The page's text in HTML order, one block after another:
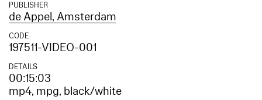
PUBLISHER
de Appel, Amsterdam
CODE
197511-VIDEO-001
DETAILS
00:15:03
mp4, mpg, black/white